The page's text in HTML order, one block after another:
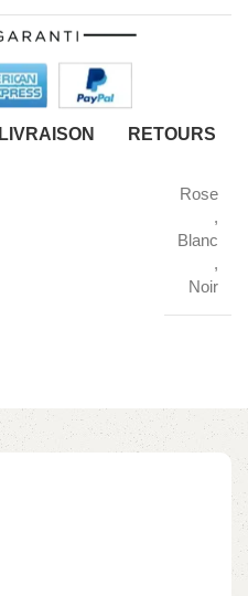
LIVRAISON RETOURS
Rose
,
Blanc
,
Noir